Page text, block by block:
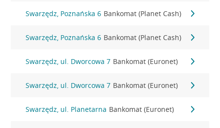
Swarzędz, Poznańska 6 Bankomat (Planet Cash)
Swarzędz, Poznańska 6 Bankomat (Planet Cash)
Swarzędz, ul. Dworcowa 7 Bankomat (Euronet)
Swarzędz, ul. Dworcowa 7 Bankomat (Euronet)
Swarzędz, ul. Planetarna Bankomat (Euronet)